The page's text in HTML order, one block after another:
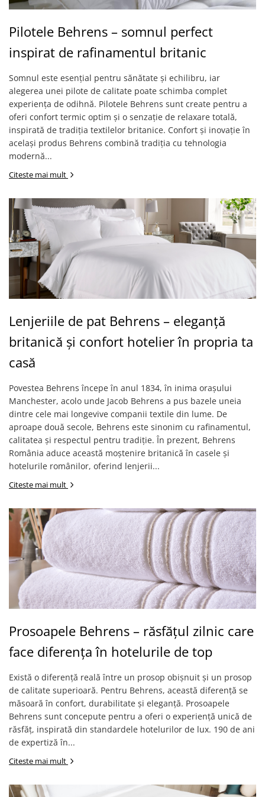
Pilotele Behrens – somnul perfect
inspirat de rafinamentul britanic
Somnul este esențial pentru sănătate și echilibru, iar
alegerea unei pilote de calitate poate schimba complet
experiența de odihnă. Pilotele Behrens sunt create pentru a
oferi confort termic optim și o senzație de relaxare totală,
inspirată de tradiția textilelor britanice. Confort și inovație în
același produs Behrens combină tradiția cu tehnologia
modernă...
Citeste mai mult
Lenjeriile de pat Behrens – eleganță
britanică și confort hotelier în propria ta
casă
Povestea Behrens începe în anul 1834, în inima orașului
Manchester, acolo unde Jacob Behrens a pus bazele uneia
dintre cele mai longevive companii textile din lume. De
aproape două secole, Behrens este sinonim cu rafinamentul,
calitatea și respectul pentru tradiție. În prezent, Behrens
România aduce această moștenire britanică în casele și
hotelurile românilor, oferind lenjerii...
Citeste mai mult
Prosoapele Behrens – răsfățul zilnic care
face diferența în hotelurile de top
Există o diferență reală între un prosop obișnuit și un prosop
de calitate superioară. Pentru Behrens, această diferență se
măsoară în confort, durabilitate și eleganță. Prosoapele
Behrens sunt concepute pentru a oferi o experiență unică de
răsfăț, inspirată din standardele hotelurilor de lux. 190 de ani
de expertiză în...
Citeste mai mult